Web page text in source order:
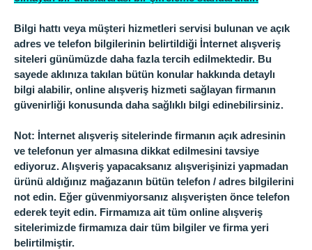
Bilgi hattı veya müşteri hizmetleri servisi bulunan ve açık
adres ve telefon bilgilerinin belirtildiği İnternet alışveriş
siteleri günümüzde daha fazla tercih edilmektedir. Bu
sayede aklınıza takılan bütün konular hakkında detaylı
bilgi alabilir, online alışveriş hizmeti sağlayan firmanın
güvenirliği konusunda daha sağlıklı bilgi edinebilirsiniz.
Not: İnternet alışveriş sitelerinde firmanın açık adresinin
ve telefonun yer almasına dikkat edilmesini tavsiye
ediyoruz. Alışveriş yapacaksanız alışverişinizi yapmadan
ürünü aldığınız mağazanın bütün telefon / adres bilgilerini
not edin. Eğer güvenmiyorsanız alışverişten önce telefon
ederek teyit edin. Firmamıza ait tüm online alışveriş
sitelerimizde firmamıza dair tüm bilgiler ve firma yeri
belirtilmiştir.